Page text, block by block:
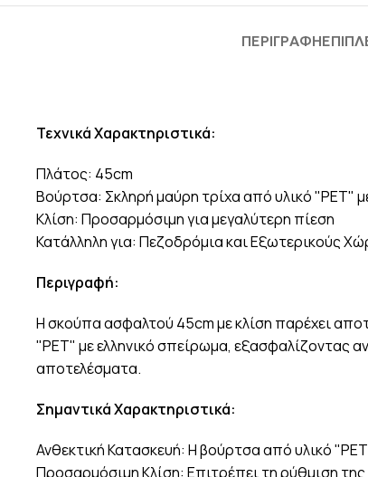
ΠΕΡΙΓΡΑΦΉ
Τεχνικά Χαρακτηριστικά:
Πλάτος: 45cm
Βούρτσα: Σκληρή μαύρη τρίχα από υλικό "PET"
Κλίση: Προσαρμόσιμη για μεγαλύτερη πίεση
Κατάλληλη για: Πεζοδρόμια και Εξωτερικούς
Περιγραφή:
Η σκούπα ασφαλτού 45cm με κλίση παρέχει
"PET" με ελληνικό σπείρωμα, εξασφαλίζοντας
αποτελέσματα.
Σημαντικά Χαρακτηριστικά:
Ανθεκτική Κατασκευή: Η βούρτσα από υλικό
Προσαρμόσιμη Κλίση: Επιτρέπει τη ρύθμιση